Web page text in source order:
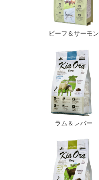
ビーフ＆サーモン
ラム＆レバー